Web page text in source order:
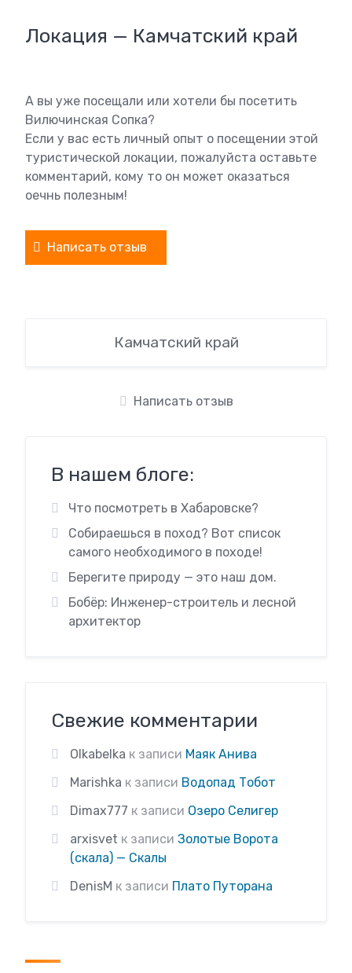
Локация — Камчатский край
А вы уже посещали или хотели бы посетить
Вилючинская Сопка?
Если у вас есть личный опыт о посещении этой
туристической локации, пожалуйста оставьте
комментарий, кому то он может оказаться
оечнь полезным!
Написать отзыв
Камчатский край
Написать отзыв
В нашем блоге:
Что посмотреть в Хабаровске?
Собираешься в поход? Вот список
самого необходимого в походе!
Берегите природу — это наш дом.
Бобёр: Инженер-строитель и лесной
архитектор
Свежие комментарии
Olkabelka к записи Маяк Анива
Marishka к записи Водопад Тобот
Dimax777 к записи Озеро Селигер
arxisvet к записи Золотые Ворота
(скала) — Скалы
DenisM к записи Плато Путорана